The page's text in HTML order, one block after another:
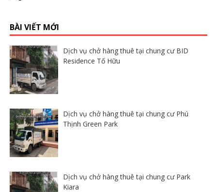
BÀI VIẾT MỚI
Dịch vụ chở hàng thuê tại chung cư BID
Residence Tố Hữu
Dịch vụ chở hàng thuê tại chung cư Phú
Thịnh Green Park
Dịch vụ chở hàng thuê tại chung cư Park
Kiara